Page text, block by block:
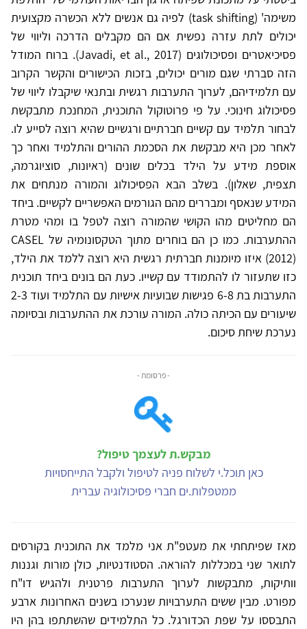
משימה' (task shifting) לפיה גם אנשים ללא הכשרה מקצועית
יכולים לתת עזרה נפשית אם הם מקבלים הדרכה וליווי של
פסיכיאטרים ופסיכולוגים (Javadi, et al., 2017). ברוח המודל
הזה סברתי שגם מורים יכולים, בזכות הכישורים והקשר הקרוב
עם תלמידיהם, לערוך התערבות רגשית ובתנאי שיקבלו ליווי של
פסיכולוג חינוכי. על פי פרוטוקול התוכנית, המחנכת מתבקשת
לבחור תלמיד עם קשיים חברתיים ורגשיים שהיא רוצה לסייע לו.
לאחר מכן היא מבקשת את הסכמת ההורים והתלמיד ואחר כך
אוספת מידע על הילד בכלים שונים (ראיונות, סוציוגרמה,
תצפית, שאלון). בשלב הבא הפסיכולוג והמורה מנתחים את
המידע שנאסף ומבררים מהם הגורמים האפשריים לקשיים. ביחד
הם מחליטים מהו הקושי שהמורה רוצה לטפל בו ומהי מטרת
ההתערבות. כמו כן הם בוחרים מתוך הטקסונומיה של CASEL
(2012) איזו מיומנות חברתית רגשית היא רוצה ללמד את הילד,
כזו שתעזור לו להתמודד עם קשייו. כעת הם בונים ביחד תוכנית
התערבות בת 6-8 פגישות שבועיות אישיות עם התלמיד ועוד 2-3
שיעורים עם הכיתה כולה. המורה עורכת את ההתערבות ובסיומה
נערכת שיחת סיכום.
- פרסומת -
מבקש.ת לעצמך טיפול?
כאן תוכל.י לשלוח פניה לטיפול ולקבל התייחסויות
ממטפלות.ים חברי פסיכולוגיה עברית
מאז שפיתחתי את מעטפ"ת אני מלמד את התוכנית בקורסים
לתואר שני במכללות להוראה. הסטודנטיות, כולן מורות וגננות
וותיקות, מתבקשות לערוך התערבות פרטנית ולהגיש דו"ח
מפורט. מבין ששים התערבויות שנערכו בשנים האחרונות ארבע
התבססו על שפת הכדורגל. כל התלמידים שהשתתפו בהן היו